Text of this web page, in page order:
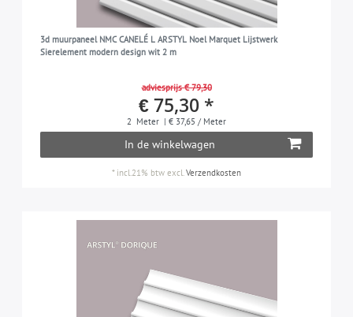
3d muurpaneel NMC CANELÉ L ARSTYL Noel Marquet Lijstwerk
Sierelement modern design wit 2 m
adviesprijs € 79,30
€ 75,30 *
2 Meter | € 37,65 / Meter
In de winkelwagen
* incl.21% btw excl.Verzendkosten